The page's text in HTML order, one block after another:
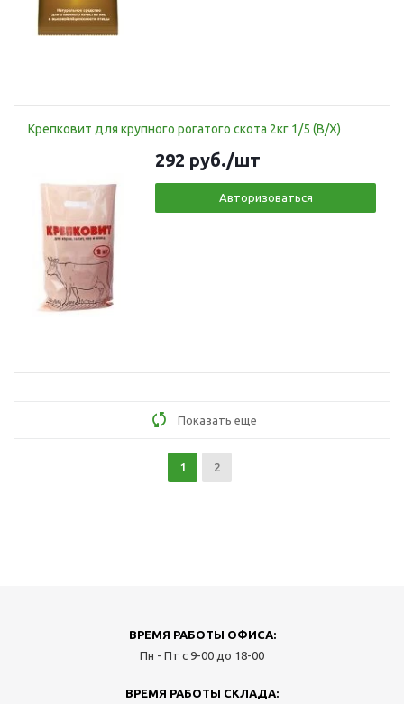
Крепковит для крупного рогатого скота 2кг 1/5 (В/Х)
292 руб./шт
Авторизоваться
Показать еще
1 2
ВРЕМЯ РАБОТЫ ОФИСА:
Пн - Пт с 9-00 до 18-00
ВРЕМЯ РАБОТЫ СКЛАДА: